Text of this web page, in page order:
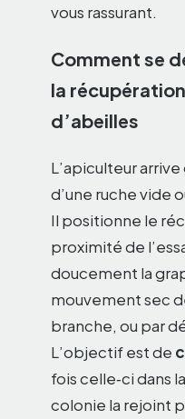
vous rassurant.
Comment se
la
d’abeilles
L’apiculteur
d’une ruche vide
Il positionne le
proximité de
doucement la
mouvement sec
branche, ou par
L’objectif est de
fois celle‑ci dans
colonie la rejoint